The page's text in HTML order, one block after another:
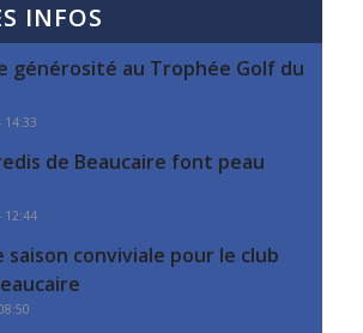
INFOS
générosité au Trophée Golf du
14:33
de Beaucaire font peau
12:44
saison conviviale pour le club